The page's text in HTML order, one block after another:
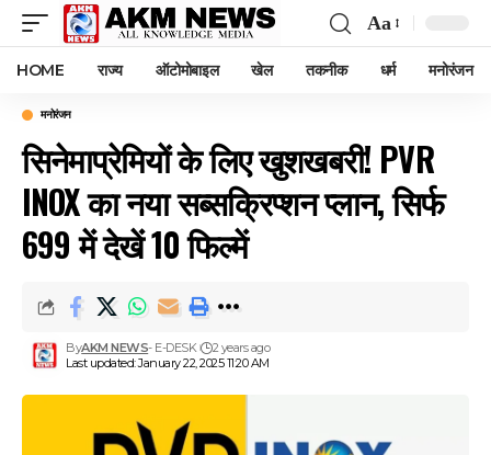
Font
Aa
HOME राज्य ऑटोमोबाइल खेल तकनीक धर्म मनोरंजन
मनोरंजन
सिनेमाप्रेमियों के लिए खुशखबरी! PVR
INOX का नया सब्सक्रिप्शन प्लान, सिर्फ
₹699 में देखें 10 फिल्में
Last updated: January 22, 2025 11:20 AM
ByAKM NEWS- E-DESK 2 years ago